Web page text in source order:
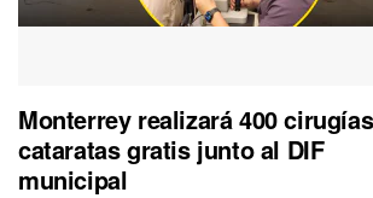
Monterrey realizará 400
cataratas gratis junto al DIF
municipal